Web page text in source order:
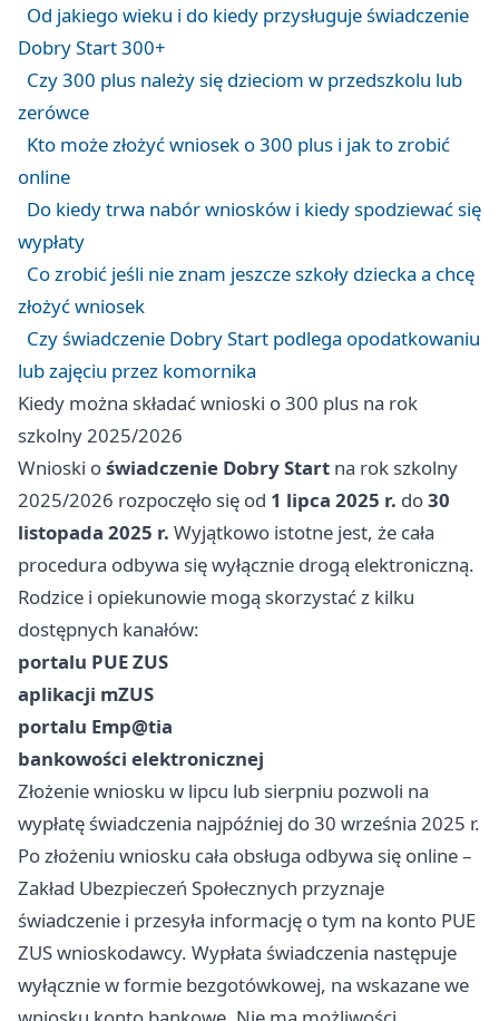
Od jakiego wieku i do kiedy przysługuje świadczenie
Dobry Start 300+
Czy 300 plus należy się dzieciom w przedszkolu lub
zerówce
Kto może złożyć wniosek o 300 plus i jak to zrobić
online
Do kiedy trwa nabór wniosków i kiedy spodziewać się
wypłaty
Co zrobić jeśli nie znam jeszcze szkoły dziecka a chcę
złożyć wniosek
Czy świadczenie Dobry Start podlega opodatkowaniu
lub zajęciu przez komornika
Kiedy można składać wnioski o 300 plus na rok
szkolny 2025/2026
Wnioski oświadczenie Dobry Start na rok szkolny
2025/2026 rozpoczęło się od 1 lipca 2025 r. do30
listopada 2025 r. Wyjątkowo istotne jest, że cała
procedura odbywa się wyłącznie drogą elektroniczną.
Rodzice i opiekunowie mogą skorzystać z kilku
dostępnych kanałów:
portalu PUE ZUS
aplikacji mZUS
portalu Emp@tia
bankowości elektronicznej
Złożenie wniosku w lipcu lub sierpniu pozwoli na
wypłatę świadczenia najpóźniej do 30 września 2025 r.
Po złożeniu wniosku cała obsługa odbywa się online –
Zakład Ubezpieczeń Społecznych przyznaje
świadczenie i przesyła informację o tym na konto PUE
ZUS wnioskodawcy. Wypłata świadczenia następuje
wyłącznie w formie bezgotówkowej, na wskazane we